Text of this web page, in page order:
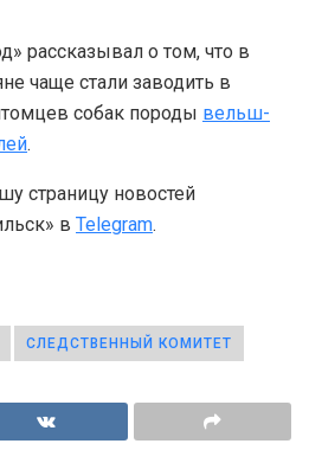
рассказывал о том, что в
чаще стали заводить в
собак породы вельш-
.
страницу новостей
в Telegram.
СЛЕДСТВЕННЫЙ КОМИТЕТ